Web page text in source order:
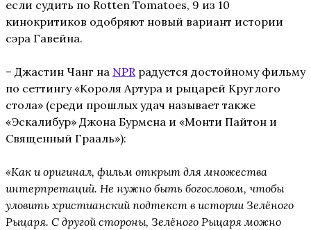
если судить по Rotten Tomatoes, 9 из 10
кинокритиков одобряют новый вариант истории
сэра Гавейна.
– Джастин Чанг на NPR радуется достойному фильму
по сеттингу «Короля Артура и рыцарей Круглого
стола» (среди прошлых удач называет также
«Эскалибур» Джона Бурмена и «Монти Пайтон и
Священный Грааль»):
«Как и оригинал, фильм открыт для множества
интерпретаций. Не нужно быть богословом, чтобы
уловить христианский подтекст в истории Зелёного
Рыцаря. С другой стороны, Зелёного Рыцаря можно